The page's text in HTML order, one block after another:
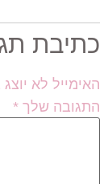
כתיבת
האימייל לא
התגובה שלך *